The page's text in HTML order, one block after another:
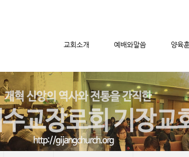
교회소개 예배와말씀 양육
메뉴 건너뛰기